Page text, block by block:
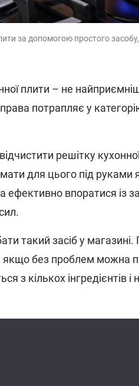
за допомогою простого
плити – не
потрапляє у
решітку
для цього під руками
впоратися із
такий засіб у
якщо без проблем можна
з кількох інгредієнтів